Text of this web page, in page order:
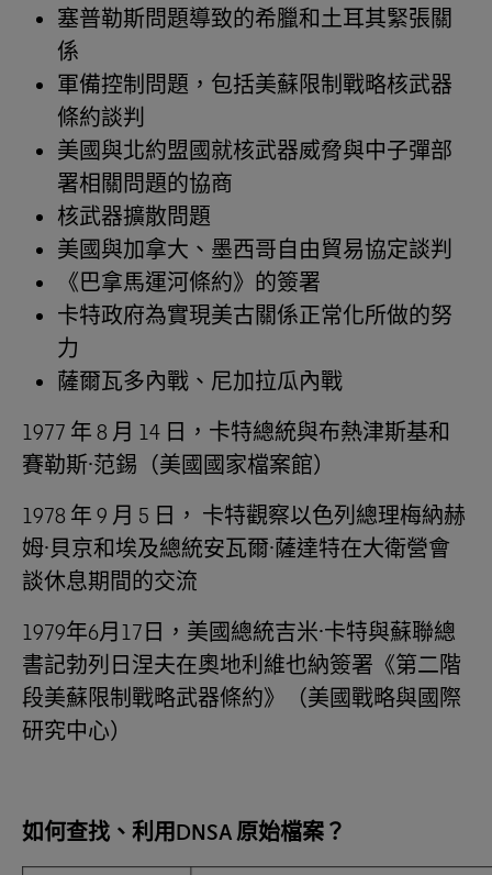
塞普勒斯問題導致的希臘和土耳其緊張關
係
軍備控制問題，包括美蘇限制戰略核武器
條約談判
美國與北約盟國就核武器威脅與中子彈部
署相關問題的協商
核武器擴散問題
美國與加拿大、墨西哥自由貿易協定談判
《巴拿馬運河條約》的簽署
卡特政府為實現美古關係正常化所做的努
力
薩爾瓦多內戰、尼加拉瓜內戰
1977 年 8 月 14 日，卡特總統與布熱津斯基和
賽勒斯·范錫（美國國家檔案館）
1978 年 9 月 5 日， 卡特觀察以色列總理梅納赫
姆·貝京和埃及總統安瓦爾·薩達特在大衛營會
談休息期間的交流
1979年6月17日，美國總統吉米·卡特與蘇聯總
書記勃列日涅夫在奧地利維也納簽署《第二階
段美蘇限制戰略武器條約》（美國戰略與國際
研究中心）
如何查找、利用DNSA原始檔案？